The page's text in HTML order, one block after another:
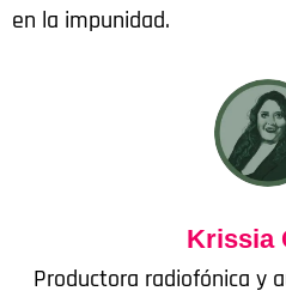
en la impunidad.
Krissia
Productora radiofónica y